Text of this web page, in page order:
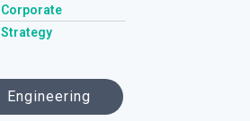
Corporate
Strategy
Engineering